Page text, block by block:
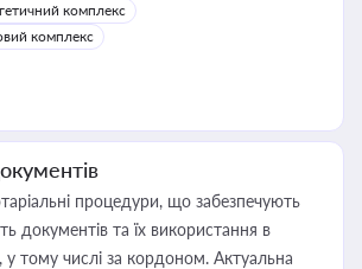
комплекс
комплекс
процедури, що забезпечують
документів та їх використання в
у тому числі за кордоном. Актуальна